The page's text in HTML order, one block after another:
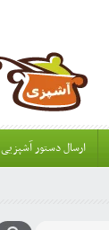
ارسال دستور آشپزیی